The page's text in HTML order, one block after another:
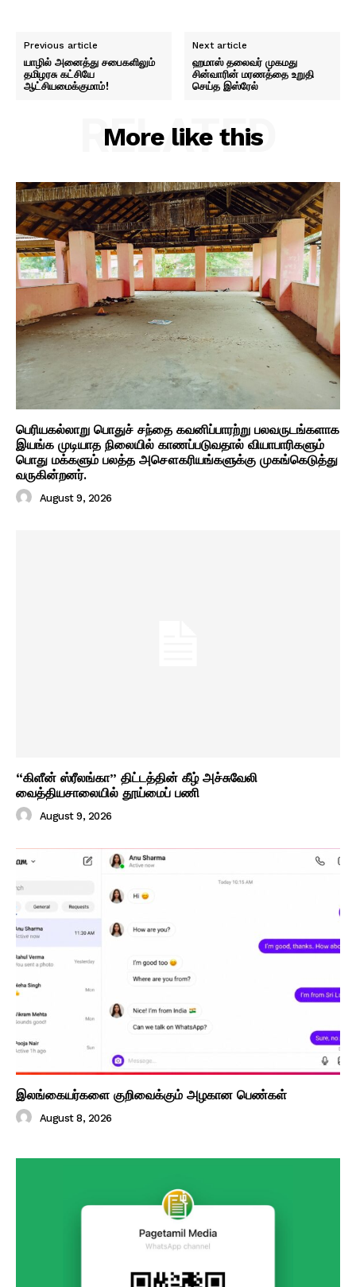
Previous article
யாழில் அனைத்து சபைகளிலும்
தமிழரசு கட்சியே
ஆட்சியமைக்குமாம்!
Next article
ஹமாஸ் தலைவர் முகமது
சின்வாரின் மரணத்தை உறுதி
செய்த இஸ்ரேல்
More like this
RELATED
பெரியகல்லாறு பொதுச் சந்தை கவனிப்பாரற்று பலவருடங்களாக
இயங்க முடியாத நிலையில் காணப்படுவதால் வியாபாரிகளும்
பொது மக்களும் பலத்த அசௌகரியங்களுக்கு முகங்கெடுத்து
வருகின்றனர்.
August 9, 2026
“கிளீன் ஸ்ரீலங்கா” திட்டத்தின் கீழ் அச்சுவேலி
வைத்தியசாலையில் தூய்மைப் பணி
August 9, 2026
இலங்கையர்களை குறிவைக்கும் அழகான பெண்கள்
August 8, 2026